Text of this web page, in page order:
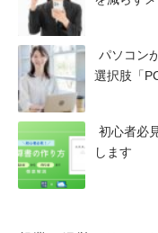
パソコン
選択肢「
初心者必
します